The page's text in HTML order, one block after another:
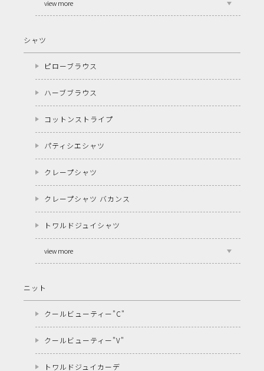
view more
シャツ
ピローブラウス
ハーブブラウス
コットンストライプ
パティシエシャツ
クレープシャツ
クレープシャツ バカンス
トワルドジュイシャツ
view more
ニット
クールビューティー"C"
クールビューティー"V"
トワルドジュイカーデ